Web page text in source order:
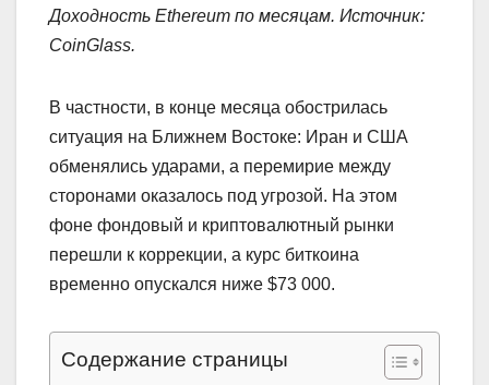
Доходность Ethereum по месяцам. Источник:
CoinGlass.
В частности, в конце месяца обострилась
ситуация на Ближнем Востоке: Иран и США
обменялись ударами, а перемирие между
сторонами оказалось под угрозой. На этом
фоне фондовый и криптовалютный рынки
перешли к коррекции, а курс биткоина
временно опускался ниже $73 000.
Содержание страницы